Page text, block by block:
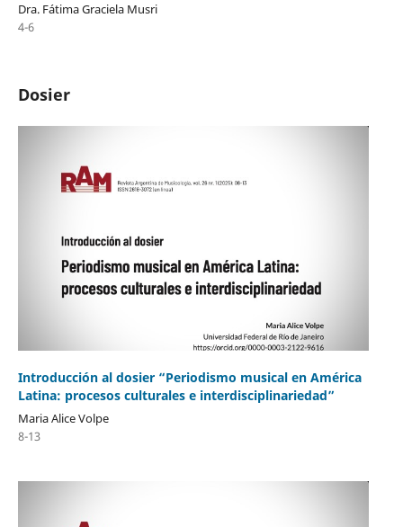
Dra. Fátima Graciela Musri
4-6
Dosier
Introducción al dosier “Periodismo musical en América
Latina: procesos culturales e interdisciplinariedad”
Maria Alice Volpe
8-13